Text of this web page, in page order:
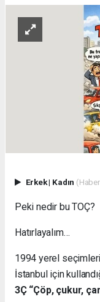
Erkek| Kadın
Peki nedir bu TOÇ?
Hatırlayalım…
1994 yerel
İstanbul için
3Ç “Çöp, çukur,